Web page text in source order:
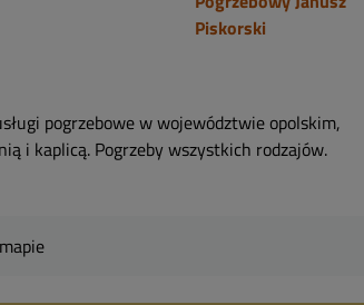
pogrzebowe w województwie opolskim,
i kaplicą. Pogrzeby wszystkich rodzajów.